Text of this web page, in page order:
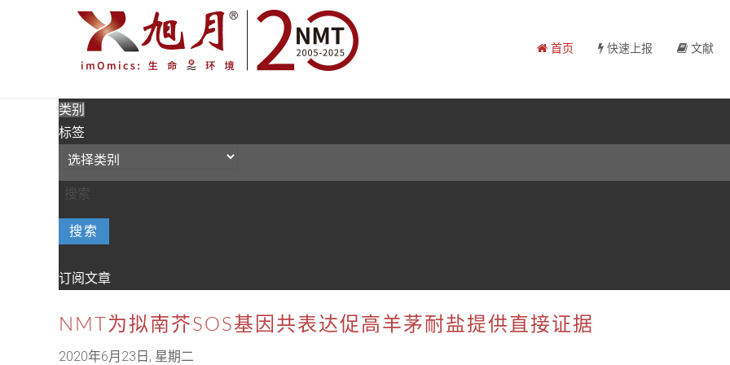
首页 快速上报 文献
类别
标签
搜索
订阅文章
NMT为拟南芥SOS基因共表达促高羊茅耐盐提供直接证据
2020年6月23日, 星期二